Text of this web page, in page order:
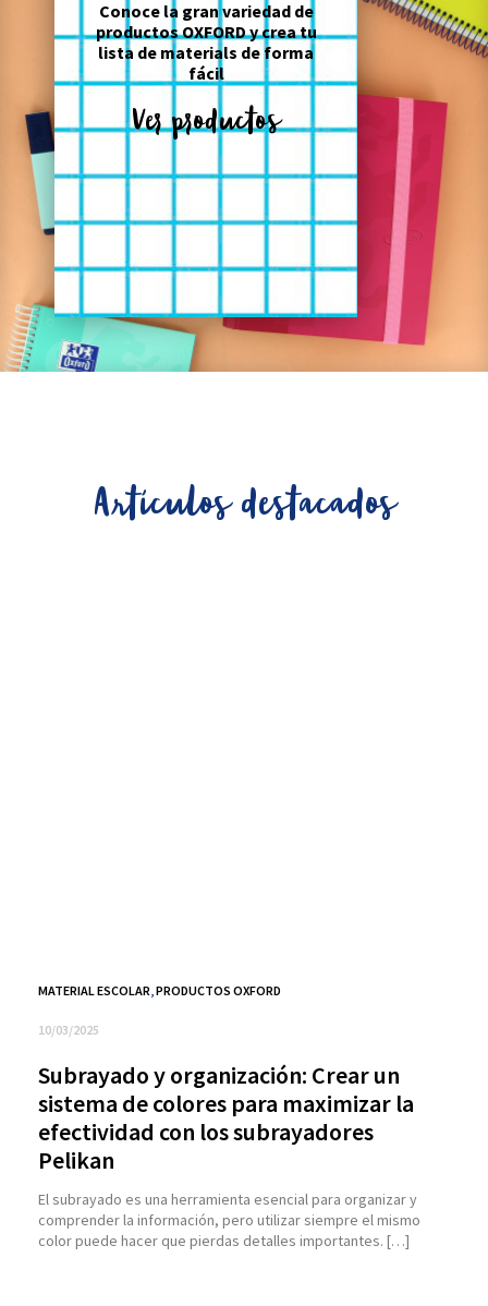
Conoce la gran variedad de
productos OXFORD y crea tu
lista de materials de forma
fácil
Ver productos
Artículos destacados
MATERIAL ESCOLAR,PRODUCTOS OXFORD
10/03/2025
Subrayado y organización: Crear un
sistema de colores para maximizar la
efectividad con los subrayadores
Pelikan
El subrayado es una herramienta esencial para organizar y
comprender la información, pero utilizar siempre el mismo
color puede hacer que pierdas detalles importantes. […]